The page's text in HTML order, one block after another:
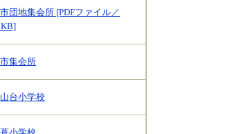
団地集会所 [PDFファイル／
集会所
台小学校